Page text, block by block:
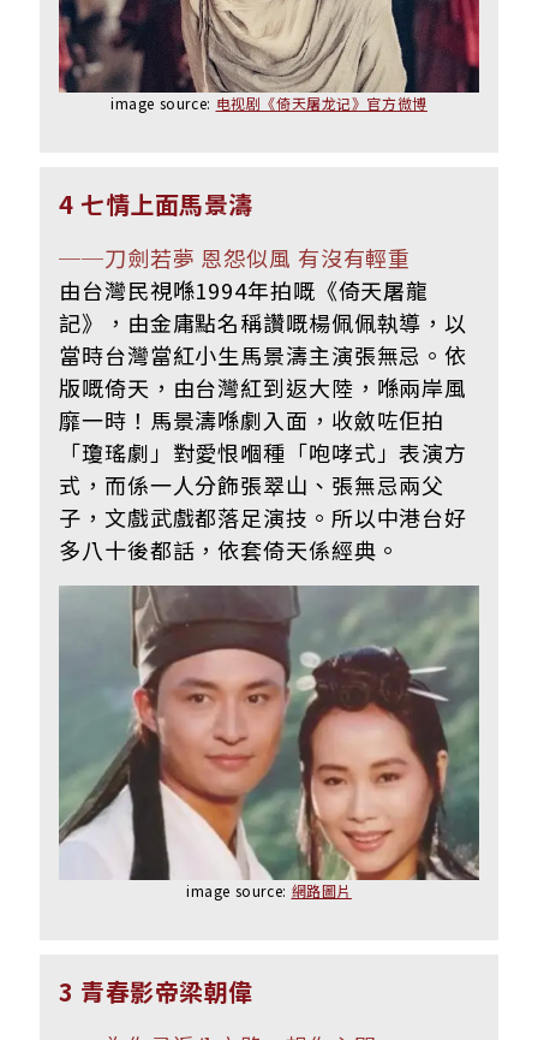
image source: 电视剧《倚天屠龙记》官方微博
4 七情上面馬景濤
──刀劍若夢 恩怨似風 有沒有輕重
由台灣民視喺1994年拍嘅《倚天屠龍
記》，由金庸點名稱讚嘅楊佩佩執導，以
當時台灣當紅小生馬景濤主演張無忌。依
版嘅倚天，由台灣紅到返大陸，喺兩岸風
靡一時！馬景濤喺劇入面，收斂咗佢拍
「瓊瑤劇」對愛恨嗰種「咆哮式」表演方
式，而係一人分飾張翠山、張無忌兩父
子，文戲武戲都落足演技。所以中港台好
多八十後都話，依套倚天係經典。
image source: 網路圖片
3 青春影帝梁朝偉